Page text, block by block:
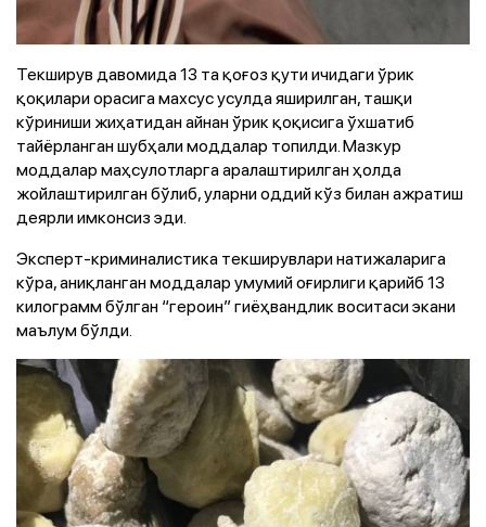
Текширув давомида 13 та қоғоз қути ичидаги ўрик
қоқилари орасига махсус усулда яширилган, ташқи
кўриниши жиҳатидан айнан ўрик қоқисига ўхшатиб
тайёрланган шубҳали моддалар топилди. Мазкур
моддалар маҳсулотларга аралаштирилган ҳолда
жойлаштирилган бўлиб, уларни оддий кўз билан ажратиш
деярли имконсиз эди.
Эксперт-криминалистика текширувлари натижаларига
кўра, аниқланган моддалар умумий оғирлиги қарийб 13
килограмм бўлган “героин” гиёҳвандлик воситаси экани
маълум бўлди.